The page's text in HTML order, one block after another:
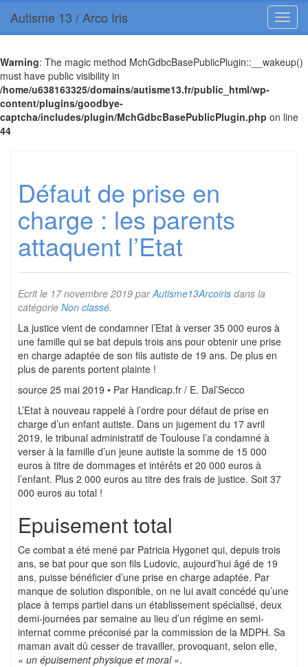
Warning: The magic method MchGdbcBasePublicPlugin::__wakeup()
must have public visibility in
/home/u638163325/domains/autisme13.fr/public_html/wp-
content/plugins/goodbye-
captcha/includes/plugin/MchGdbcBasePublicPlugin.php on line
44
Autisme 13 / Arco Iris
Défaut de prise en
charge : les parents
attaquent l’Etat
Ecrit le 17 novembre 2019 parAutisme13Arcoiris dans la
catégorie Non classé.
La justice vient de condamner l’Etat à verser 35 000 euros à
une famille qui se bat depuis trois ans pour obtenir une prise
en charge adaptée de son fils autiste de 19 ans. De plus en
plus de parents portent plainte !
source 25 mai 2019 • Par Handicap.fr / E. Dal’Secco
L’Etat à nouveau rappelé à l’ordre pour défaut de prise en
charge d’un enfant autiste. Dans un jugement du 17 avril
2019, le tribunal administratif de Toulouse l’a condamné à
verser à la famille d’un jeune autiste la somme de 15 000
euros à titre de dommages et intérêts et 20 000 euros à
l’enfant. Plus 2 000 euros au titre des frais de justice. Soit 37
000 euros au total !
Epuisement total
Ce combat a été mené par Patricia Hygonet qui, depuis trois
ans, se bat pour que son fils Ludovic, aujourd’hui âgé de 19
ans, puisse bénéficier d’une prise en charge adaptée. Par
manque de solution disponible, on ne lui avait concédé qu’une
place à temps partiel dans un établissement spécialisé, deux
demi-journées par semaine au lieu d’un régime en semi-
internat comme préconisé par la commission de la MDPH. Sa
maman avait dû cesser de travailler, provoquant, selon elle,
« un épuisement physique et moral».